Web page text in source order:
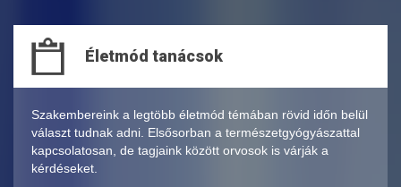
Életmód tanácsok
Szakembereink a legtöbb életmód témában rövid időn belül
választ tudnak adni. Elsősorban a természetgyógyászattal
kapcsolatosan, de tagjaink között orvosok is várják a
kérdéseket.